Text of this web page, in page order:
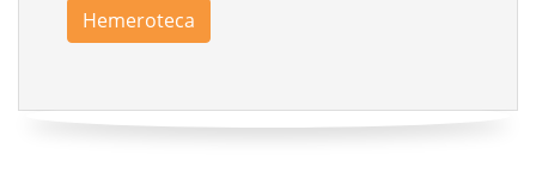
Hemeroteca